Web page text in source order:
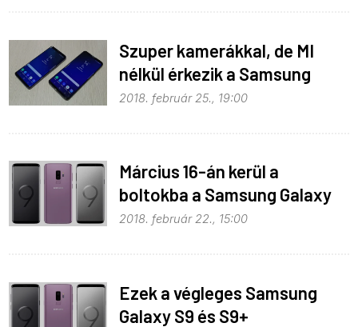
Szuper kamerákkal, de MI
nélkül érkezik a Samsung
S9/S9+ páros
2018. február 25., 19:00
Március 16-án kerül a
boltokba a Samsung Galaxy
S9 és S9+
2018. február 22., 15:00
Ezek a végleges Samsung
Galaxy S9 és S9+